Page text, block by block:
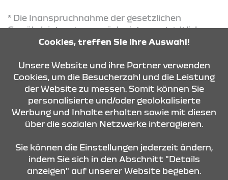
* Die Inanspruchnahme der gesetzlichen
Gewährleistungsansprüche ist unentgeltlich.
Diese Ansprüche bestehen unabhängig von der
eingeschränkt
KONTAKT & ANFAHRT
STANDORTE
Cookies, treffen Sie Ihre Auswahl!
Unsere Website und ihre Partner verwenden
Cookies, um die Besucherzahl und die Leistung
der Website zu messen. Somit können Sie
personalisierte und/oder geolokalisierte
Werbung und Inhalte erhalten sowie mit diesen
über die sozialen Netzwerke interagieren.
Sie können die Einstellungen jederzeit ändern,
indem Sie sich in den Abschnitt "Details
anzeigen" auf unserer Website begeben.